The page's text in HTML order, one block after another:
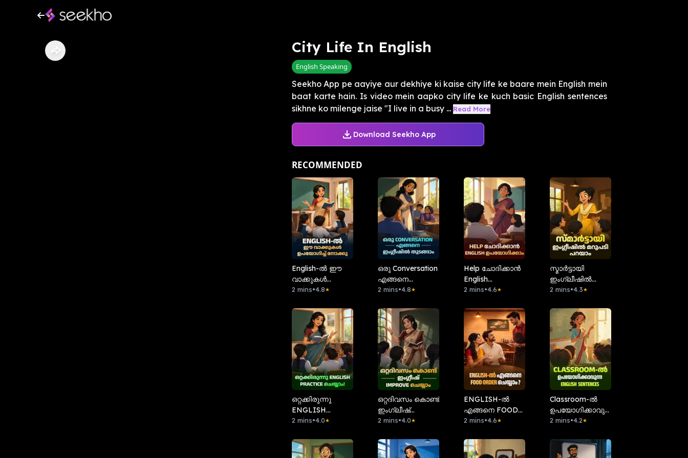
City Life In English
English Speaking
Seekho App pe aayiye aur dekhiye ki kaise city life ke baare mein English mein
baat karte hain. Is video mein aapko city life ke kuch basic English sentences
sikhne ko milenge jaise "I live in a busy ... Read More
Download Seekho App
RECOMMENDED
English-ൽ ഈ
വാക്കുകൾ
ഉപയോഗിച്ച്
2 mins•4.8★
ഒരു Conversation
എങ്ങനെ
ഇംഗ്ലീഷിൽ
2 mins•4.8★
Help ചോദിക്കാൻ
English
ഉപയോഗിക്കാം
2 mins•4.6★
സ്മാർട്ടായി
ഇംഗ്ലീഷിൽ
മറുപടി പറയാം
2 mins•4.3★
ഒറ്റക്കിരുന്നു
ENGLISH
PRACTICE
2 mins•4.0★
ഒറ്റദിവസം കൊണ്ട്
ഇംഗ്ലീഷ്
IMPROVE
2 mins•4.0★
ENGLISH-ൽ
എങ്ങനെ FOOD
ORDER
2 mins•4.6★
Classroom-ൽ
ഉപയോഗിക്കാവുന്ന
English Sentences
2 mins•4.2★